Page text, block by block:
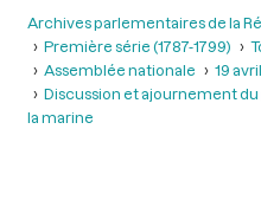
Archives parlementaires de la
Première série (1787-1799)
Assemblée nationale
19
Discussion et ajournement
la marine